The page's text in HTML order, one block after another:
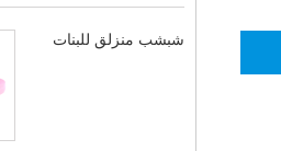
شبشب منزلق للبنات